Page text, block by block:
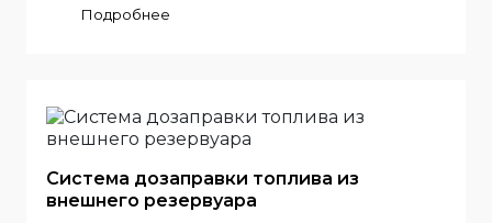
Подробнее
Система дозаправки топлива из
внешнего резервуара